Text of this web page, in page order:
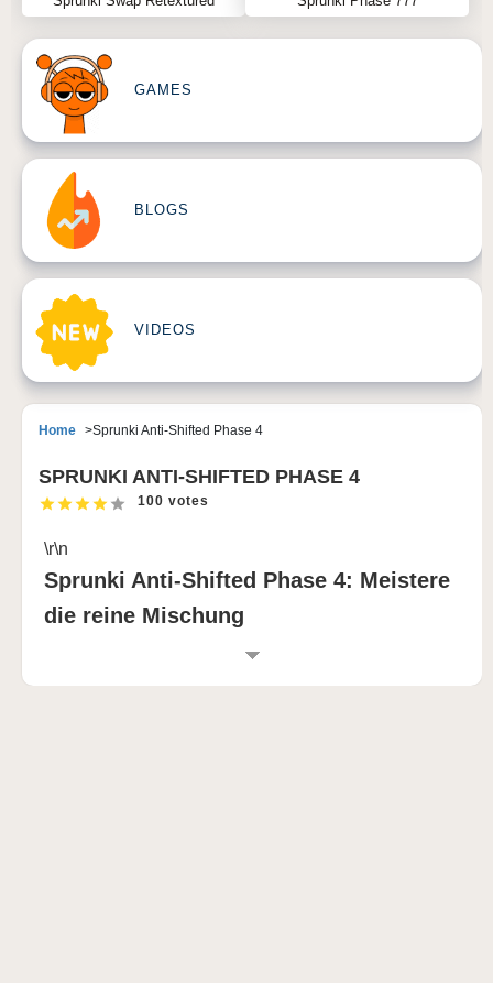
GAMES
BLOGS
VIDEOS
Home Sprunki Anti-Shifted Phase 4
SPRUNKI ANTI-SHIFTED PHASE 4
100 votes
\r\n
Sprunki Anti-Shifted Phase 4: Meistere
die reine Mischung